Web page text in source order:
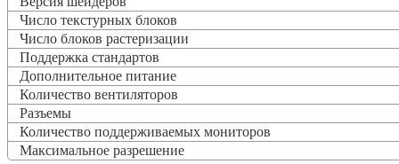
Число текстурных блоков
Число блоков растеризации
Поддержка стандартов
Дополнительное питание
Количество вентиляторов
Разъемы
Количество поддерживаемых мониторов
Максимальное разрешение